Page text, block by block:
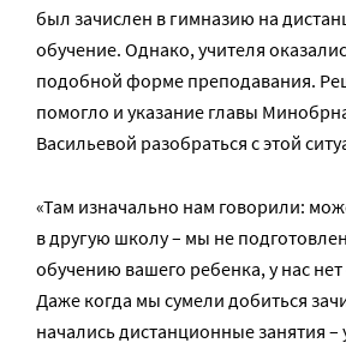
был зачислен в гимназию на
обучение. Однако, учителя
подобной форме преподавания.
помогло и указание главы
Васильевой разобраться с этой
«Там изначально нам говорили:
в другую школу – мы не
обучению вашего ребенка, у нас
Даже когда мы сумели добиться
начались дистанционные занятия